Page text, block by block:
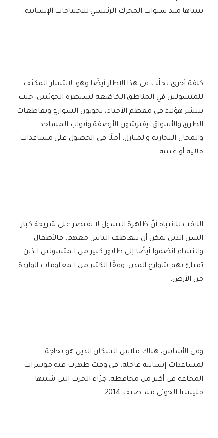
تتبناها منذ سنوات المحرك الرئيسي للاحتياجات الإنسانية.
كلفة أخرى تجلّت في هذا الإطار أيضًا وهو الانتشار المكثف
للمتسولين في المناطق الخاضعة لسيطرة الحوثيين، حيث
ينتشر هؤلاء في معظم الأحياء، يجوبون الشوارع وتقاطعات
الطرق والأسواق، يفترشون الأرصفة وأبواب المساجد
والمحال التجارية والمنازل، أملًا في الحصول على مساعدات
مالية أو عينية.
اللافت للانتباه أنّ ظاهرة التسول لا تقتصر على شريحة كبار
السن الذين يمكن أن يتعاطف الناس معهم، فالأطفال
والنساء انضموا أيضًا إلى طابور كبير من المتسولين الذين
تمتلئ بهم شوارع المدن، وفقًا الكثير من المعلومات الواردة
من الأرض.
وفي الأساس، هناك ملايين السكان الذين هو بحاجة
لمساعدات إنسانية عاجلة، في وقت ظهرت فيه مؤشرات
المجاعة في أكثر من محافظة، جرّاء الحرب التي شنتها
مليشيا الحوثي منذ صيف 2014.